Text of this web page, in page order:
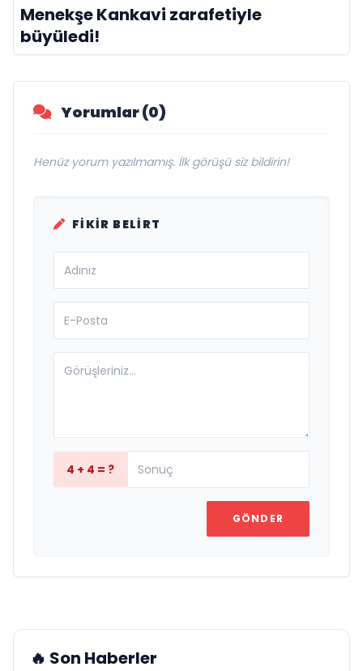
Menekşe Kankavi zarafetiyle
büyüledi!
Yorumlar (0)
Henüz yorum yazılmamış. İlk görüşü siz bildirin!
FIKIR BELIRT
4 + 4 = ?
GÖNDER
🔥 Son Haberler